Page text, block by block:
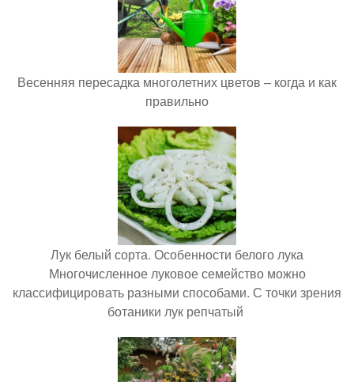
Весенняя пересадка многолетних цветов – когда и как
правильно
Лук белый сорта. Особенности белого лука
Многочисленное луковое семейство можно
классифицировать разными способами. С точки зрения
ботаники лук репчатый